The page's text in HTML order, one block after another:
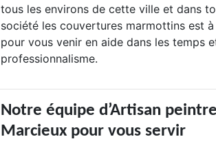
tous les environs de cette ville et dans
société les couvertures marmottins est
pour vous venir en aide dans les temps
professionnalisme.
Notre équipe d’Artisan
Marcieux pour vous servir